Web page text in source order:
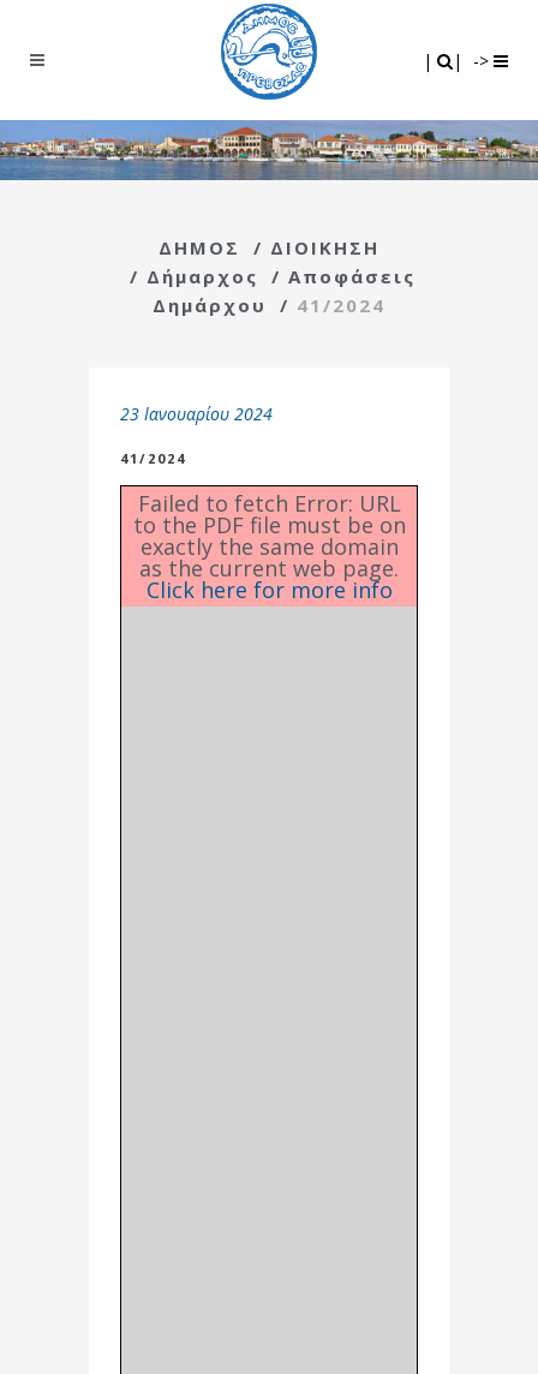
| | ->
ΔΗΜΟΣ / ΔΙΟΙΚΗΣΗ
/ Δήμαρχος / Αποφάσεις
Δημάρχου
/ 41/2024
23 Ιανουαρίου 2024
41/2024
Failed to fetch Error: URL
to the PDF file must be on
exactly the same domain
as the current web page.
Click here for more info